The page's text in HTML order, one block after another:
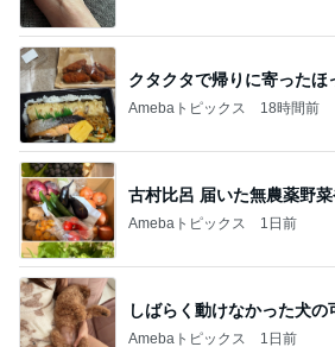
クタクタで帰りに寄ったほ
Amebaトピックス 18時間前
古村比呂 届いた無農薬野
Amebaトピックス 1日前
しばらく動けなかった犬の
Amebaトピックス 1日前